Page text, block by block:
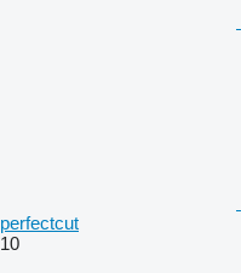
perfectcut
10